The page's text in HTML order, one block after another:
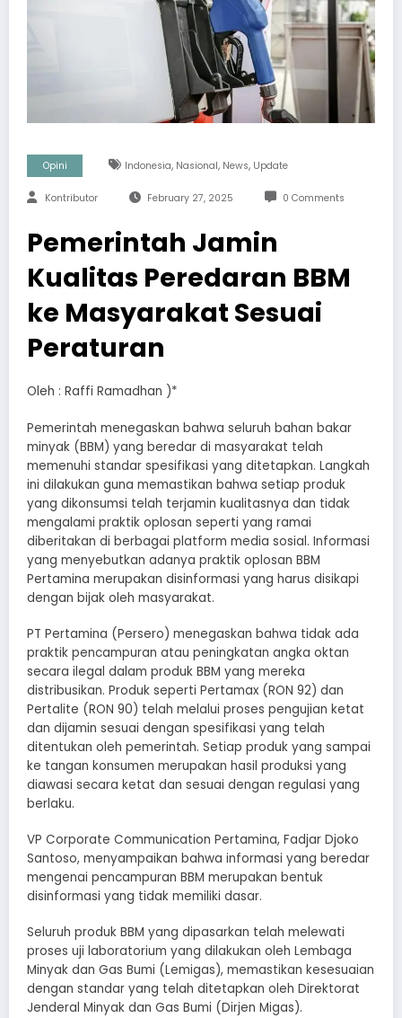
Opini Indonesia, Nasional, News, Update
Kontributor February 27, 2025 0 Comments
Pemerintah Jamin
Kualitas Peredaran BBM
ke Masyarakat Sesuai
Peraturan
Oleh : Raffi Ramadhan )*
Pemerintah menegaskan bahwa seluruh bahan bakar
minyak (BBM) yang beredar di masyarakat telah
memenuhi standar spesifikasi yang ditetapkan. Langkah
ini dilakukan guna memastikan bahwa setiap produk
yang dikonsumsi telah terjamin kualitasnya dan tidak
mengalami praktik oplosan seperti yang ramai
diberitakan di berbagai platform media sosial. Informasi
yang menyebutkan adanya praktik oplosan BBM
Pertamina merupakan disinformasi yang harus disikapi
dengan bijak oleh masyarakat.
PT Pertamina (Persero) menegaskan bahwa tidak ada
praktik pencampuran atau peningkatan angka oktan
secara ilegal dalam produk BBM yang mereka
distribusikan. Produk seperti Pertamax (RON 92) dan
Pertalite (RON 90) telah melalui proses pengujian ketat
dan dijamin sesuai dengan spesifikasi yang telah
ditentukan oleh pemerintah. Setiap produk yang sampai
ke tangan konsumen merupakan hasil produksi yang
diawasi secara ketat dan sesuai dengan regulasi yang
berlaku.
VP Corporate Communication Pertamina, Fadjar Djoko
Santoso, menyampaikan bahwa informasi yang beredar
mengenai pencampuran BBM merupakan bentuk
disinformasi yang tidak memiliki dasar.
Seluruh produk BBM yang dipasarkan telah melewati
proses uji laboratorium yang dilakukan oleh Lembaga
Minyak dan Gas Bumi (Lemigas), memastikan kesesuaian
dengan standar yang telah ditetapkan oleh Direktorat
Jenderal Minyak dan Gas Bumi (Dirjen Migas).